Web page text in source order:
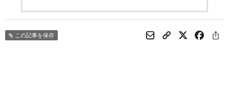
この記事を保存